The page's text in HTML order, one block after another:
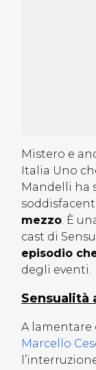
Mistero e
Italia Uno
Mandelli ha
mezzo. È
cast di
episodio
degli eventi.
Sensualità
A lamentare
Marcello